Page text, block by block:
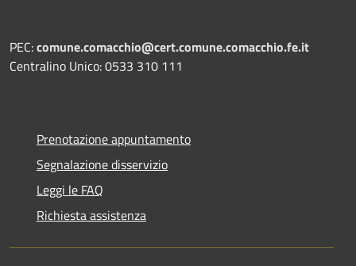
PEC:comune.comacchio@cert.comune.comacchio.fe.it
Centralino Unico: 0533 310 111
Prenotazione appuntamento
Segnalazione disservizio
Leggi le FAQ
Richiesta assistenza